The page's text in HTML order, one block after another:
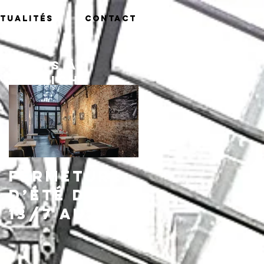
Contact
Posts à
l'affiche
Fermeture
d’été du
13/7 au
16/8,
réouvertu